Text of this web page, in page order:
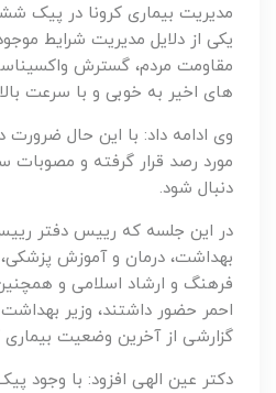
مدیریت بیماری کرونا در پیک
یکی از دلایل مدیریت شرایط
مقاومت مردم، گسترش
های اخیر به خوبی و با سرعت
وی ادامه داد: با این حال ضرورت
مورد رصد قرار گرفته و مصوبات
دنبال شود.
در این جلسه که رییس دفتر
بهداشت، درمان و آموزش
فرهنگ و ارشاد اسلامی و
احمر حضور داشتند، وزیر
گزارشی از آخرین وضعیت بیماری
دکتر عین الهی افزود: با وجود